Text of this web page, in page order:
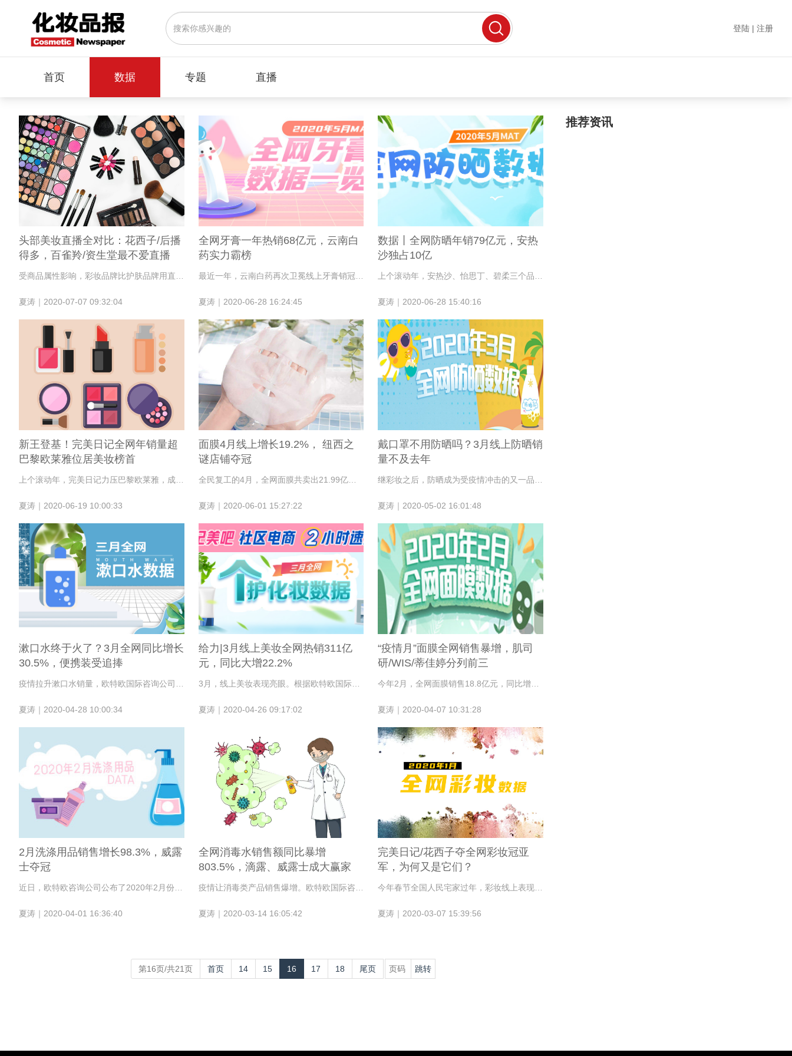
登陆 | 注册
首页 数据 专题 直播
头部美妆直播全对比：花西子/后播
得多，百雀羚/资生堂最不爱直播
夏涛｜2020-07-07 09:32:04
全网牙膏一年热销68亿元，云南白
药实力霸榜
最近一年，云南白药再次卫冕线上牙膏销冠，并成为全网唯一一个零售额占比超10%的品牌。
夏涛｜2020-06-28 16:24:45
数据丨全网防晒年销79亿元，安热
沙独占10亿
夏涛｜2020-06-28 15:40:16
新王登基！完美日记全网年销量超
巴黎欧莱雅位居美妆榜首
夏涛｜2020-06-19 10:00:33
面膜4月线上增长19.2%， 纽西之
谜店铺夺冠
全民复工的4月，全网面膜共卖出21.99亿元，零售额和零售量分别提升19.2%和10%。韩系品牌蒂佳婷、肌司研分夺冠亚军；纽西之谜夺畅销店铺第一。
夏涛｜2020-06-01 15:27:22
戴口罩不用防晒吗？3月线上防晒销
量不及去年
夏涛｜2020-05-02 16:01:48
漱口水终于火了？3月全网同比增长
30.5%，便携装受追捧
夏涛｜2020-04-28 10:00:34
给力|3月线上美妆全网热销311亿
元，同比大增22.2%
3月，线上美妆表现亮眼。根据欧特欧国际咨询公司统计，2020年3月全网个护化妆热销311亿元，同比增长22.2%。外资品牌依旧受宠，巴黎欧莱雅夺冠，完美日记夺国货第一。
夏涛｜2020-04-26 09:17:02
“疫情月”面膜全网销售暴增，肌司
研/WIS/蒂佳婷分列前三
夏涛｜2020-04-07 10:31:28
2月洗涤用品销售增长98.3%，威露
士夺冠
夏涛｜2020-04-01 16:36:40
全网消毒水销售额同比暴增
803.5%，滴露、威露士成大赢家
夏涛｜2020-03-14 16:05:42
完美日记/花西子夺全网彩妆冠亚
军，为何又是它们？
夏涛｜2020-03-07 15:39:56
第16页/共21页 首页 14 15 16 17 18 尾页
推荐资讯